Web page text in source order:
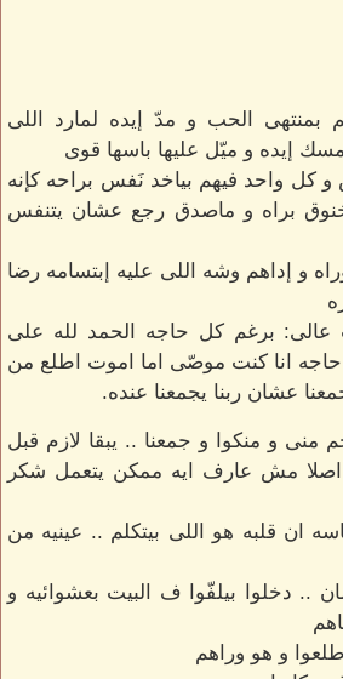
بمنتهى الحب و مدّ إيده لمارد اللى
مسك إيده و ميّل عليها باسها قوى
كل واحد فيهم بياخد نَفس براحه كإنه
براه و ماصدق رجع عشان يتنفس
و إداهم وشه اللى عليه إبتسامه رضا
برغم كل حاجه الحمد لله على
حاجه انا كنت موصّى اما اموت اطلع من
عشان ربنا يجمعنا عنده.
منى و منكوا و جمعنا .. يبقا لازم قبل
اصلا مش عارف ايه ممكن يتعمل شكر
ان قلبه هو اللى بيتكلم .. عينيه من
.. دخلوا بيلفّوا ف البيت بعشوائيه و
و هو وراهم